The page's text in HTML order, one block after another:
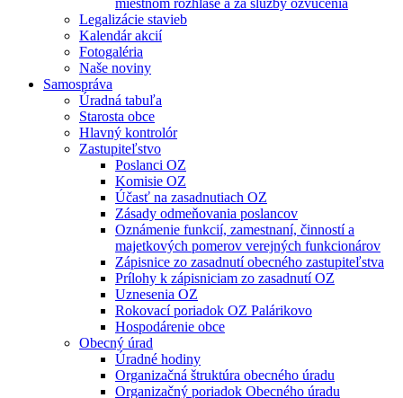
miestnom rozhlase a za služby ozvučenia
Legalizácie stavieb
Kalendár akcií
Fotogaléria
Naše noviny
Samospráva
Úradná tabuľa
Starosta obce
Hlavný kontrolór
Zastupiteľstvo
Poslanci OZ
Komisie OZ
Účasť na zasadnutiach OZ
Zásady odmeňovania poslancov
Oznámenie funkcií, zamestnaní, činností a
majetkových pomerov verejných funkcionárov
Zápisnice zo zasadnutí obecného zastupiteľstva
Prílohy k zápisniciam zo zasadnutí OZ
Uznesenia OZ
Rokovací poriadok OZ Palárikovo
Hospodárenie obce
Obecný úrad
Úradné hodiny
Organizačná štruktúra obecného úradu
Organizačný poriadok Obecného úradu